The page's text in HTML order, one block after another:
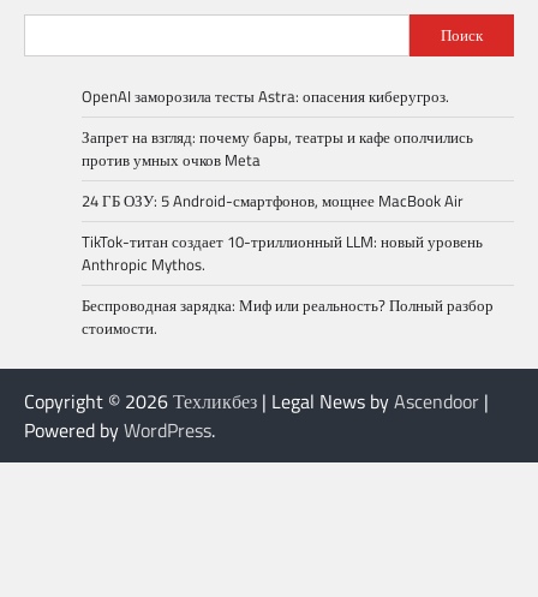
Поиск
OpenAI заморозила тесты Astra: опасения киберугроз.
Запрет на взгляд: почему бары, театры и кафе ополчились
против умных очков Meta
24 ГБ ОЗУ: 5 Android-смартфонов, мощнее MacBook Air
TikTok-титан создает 10-триллионный LLM: новый уровень
Anthropic Mythos.
Беспроводная зарядка: Миф или реальность? Полный разбор
стоимости.
Copyright © 2026Техликбез | Legal News byAscendoor |
Powered byWordPress.